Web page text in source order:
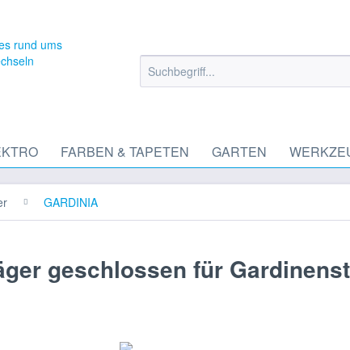
FARBEN & TAPETEN GARTEN
GARDINIA
geschlossen für